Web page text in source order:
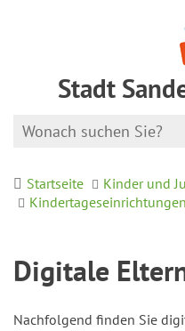
Stadt
Startseite
Kinder und
Kindertageseinrichtungen
Digitale
Nachfolgend finden Sie